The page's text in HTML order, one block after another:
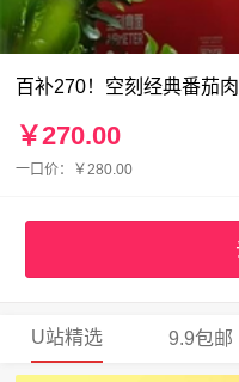
百补270！空刻经典番茄
￥270.00
一口价：￥280.00
U站精选 9.9包邮